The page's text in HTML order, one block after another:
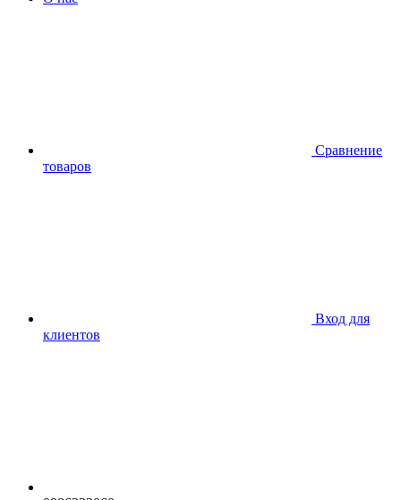
Сравнение
товаров
Вход для
клиентов